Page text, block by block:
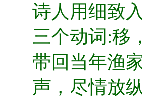
诗人用细致
三个动词:移
带回当年渔
声，尽情放